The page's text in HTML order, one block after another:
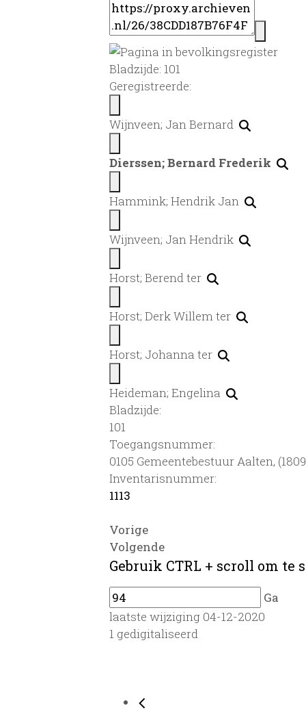
Bladzijde: 101
Geregistreerde:
Wijnveen; Jan Bernard
Dierssen; Bernard Frederik
Hammink; Hendrik Jan
Wijnveen; Jan Hendrik
Horst; Berend ter
Horst; Derk Willem ter
Horst; Johanna ter
Heideman; Engelina
Bladzijde:
101
Toegangsnummer:
0105 Gemeentebestuur Aalten,
Inventarisnummer:
1113
Vorige
Volgende
Gebruik CTRL + scroll om te
Ga
laatste wijziging 04-12-2020
1 gedigitaliseerd